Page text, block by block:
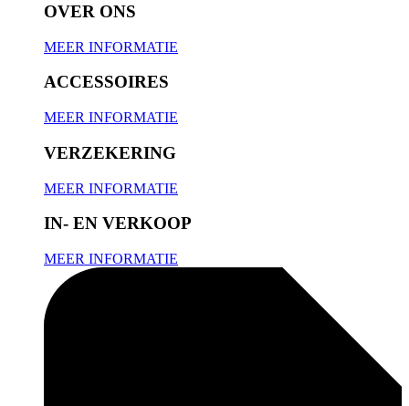
OVER ONS
MEER INFORMATIE
ACCESSOIRES
MEER INFORMATIE
VERZEKERING
MEER INFORMATIE
IN- EN VERKOOP
MEER INFORMATIE